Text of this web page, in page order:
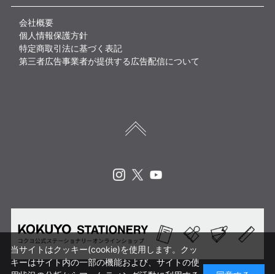
会社概要
個人情報保護方針
特定商取引法に基づく表記
第三者広告事業者が提供する広告配信について
当サイトはクッキー(cookie)を使用します。クッ
キーはサイト内の一部の機能および、サイトの使